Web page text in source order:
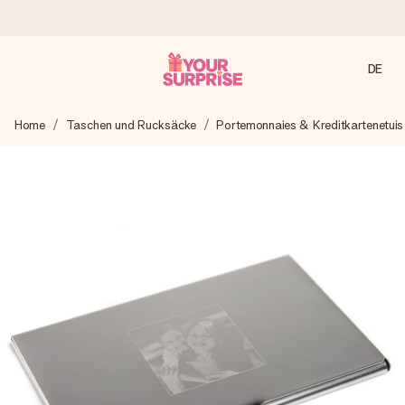
Wir bereiten dein Geschenk sorgfältig vor und schicken es
Unsere Geschenke begeistern. Kunden bewerten uns mit
4,8 bei Google Reviews (Gesamtergebnis aller Länder, in
die wir versenden).
Mit Liebe gemacht, im Handumdrehen
DE
Home Taschen und Rucksäcke Portemonnaies & Kreditkartenetuis